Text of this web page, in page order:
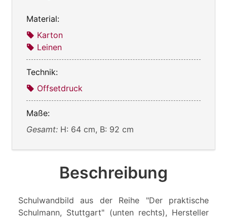
Material:
Karton
Leinen
Technik:
Offsetdruck
Maße:
Gesamt: H: 64 cm, B: 92 cm
Beschreibung
Schulwandbild aus der Reihe "Der praktische
Schulmann, Stuttgart" (unten rechts), Hersteller